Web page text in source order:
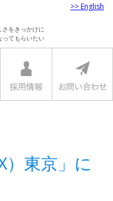
>> English
をきっかけに
ってもらいたい
）東京」に